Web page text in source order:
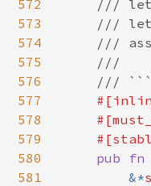
572
573
574
575
576
577
578
579
580
581
///
///
///
///
    /// ```
pub fn
&*